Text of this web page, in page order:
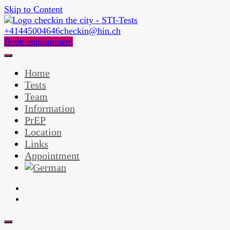
Skip to Content
checkin in the city –
Zürich
checkin in the city ist eine Arztpraxis und Testzentrum mit
+41445004646checkin@hin.ch
Book appointment
Home
Tests
Team
Information
PrEP
Location
Links
Appointment